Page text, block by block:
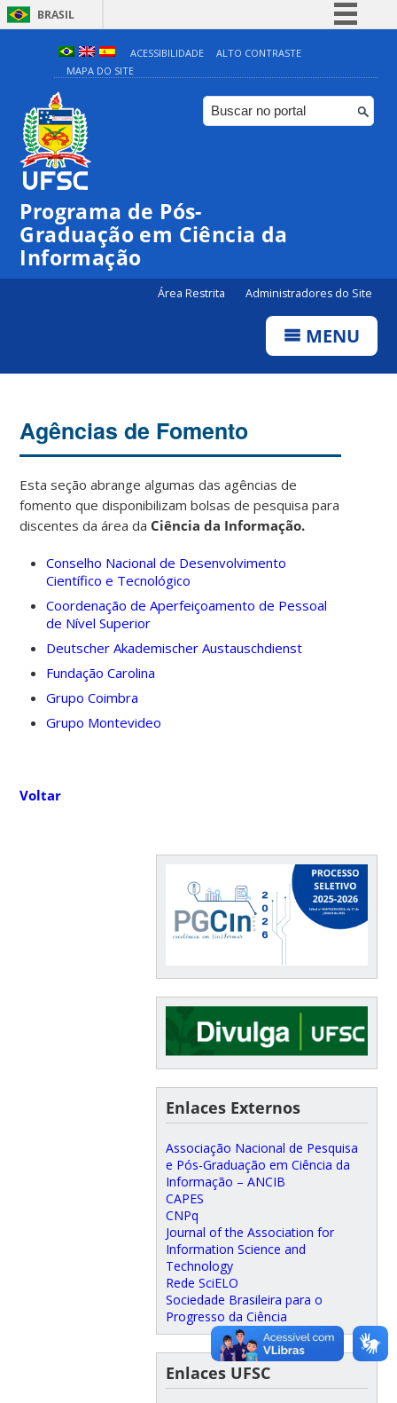
BRASIL
Simplifique!
Comunica BR
Participe
ACESSIBILIDADE
ALTO CONTRASTE
MAPA DO SITE
Programa de Pós-
Graduação em Ciência da
Informação
Área Restrita Administradores do Site
MENU
Agências de Fomento
Esta seção abrange algumas das agências de
fomento que disponibilizam bolsas de pesquisa para
discentes da área da Ciência da Informação.
Conselho Nacional de Desenvolvimento
Científico e Tecnológico
Coordenação de Aperfeiçoamento de Pessoal
de Nível Superior
Deutscher Akademischer Austauschdienst
Fundação Carolina
Grupo Coimbra
Grupo Montevideo
Voltar
Enlaces Externos
Associação Nacional de Pesquisa
e Pós-Graduação em Ciência da
Informação – ANCIB
CAPES
CNPq
Journal of the Association for
Information Science and
Technology
Rede SciELO
Sociedade Brasileira para o
Progresso da Ciência
Enlaces UFSC